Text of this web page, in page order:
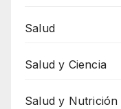
Salud
Salud y Ciencia
Salud y Nutrición